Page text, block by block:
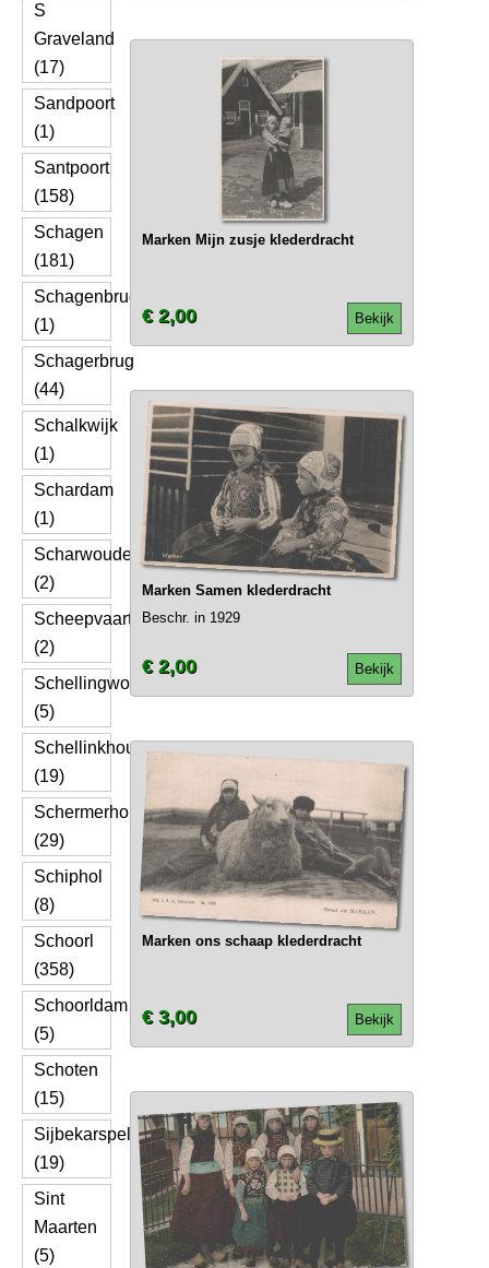
S
Graveland
(17)
Sandpoort
(1)
Santpoort
(158)
Schagen
(181)
Schagenbrug
(1)
Schagerbrug
(44)
Schalkwijk
(1)
Schardam
(1)
Scharwoude
(2)
Scheepvaart
(2)
Schellingwoude
(5)
Schellinkhout
(19)
Schermerhorn
(29)
Schiphol
(8)
Schoorl
(358)
Schoorldam
(5)
Schoten
(15)
Sijbekarspel
(19)
Sint
Maarten
(5)
Marken Mijn zusje klederdracht
Bekijk
€ 2,00
Marken Samen klederdracht
Beschr. in 1929
Bekijk
€ 2,00
Marken ons schaap klederdracht
Bekijk
€ 3,00